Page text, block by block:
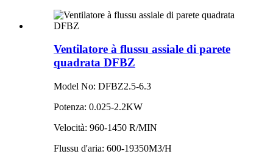
Ventilatore à flussu assiale di parete
quadrata DFBZ
Model No: DFBZ2.5-6.3
Potenza: 0.025-2.2KW
Velocità: 960-1450 R/MIN
Flussu d'aria: 600-19350M3/H